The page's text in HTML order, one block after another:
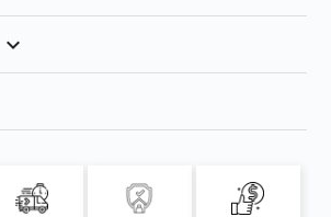
keyboard_arrow_down